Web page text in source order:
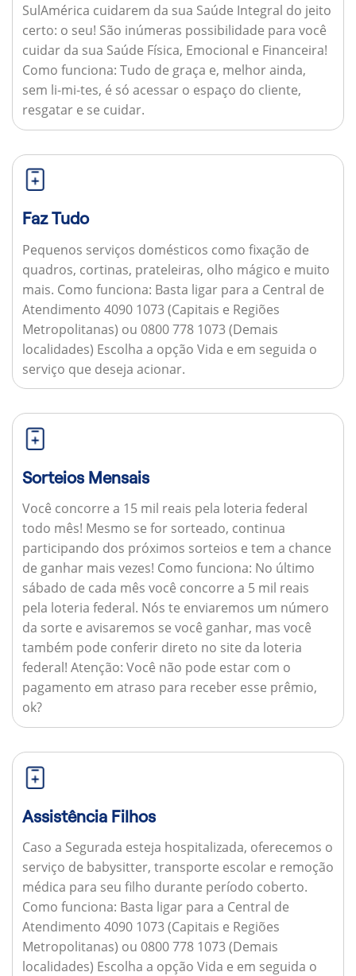
SulAmérica cuidarem da sua Saúde Integral do jeito
certo: o seu! São inúmeras possibilidade para você
cuidar da sua Saúde Física, Emocional e Financeira!
Como funciona: Tudo de graça e, melhor ainda,
sem li-mi-tes, é só acessar o espaço do cliente,
resgatar e se cuidar.
Faz Tudo
Pequenos serviços domésticos como fixação de
quadros, cortinas, prateleiras, olho mágico e muito
mais. Como funciona: Basta ligar para a Central de
Atendimento 4090 1073 (Capitais e Regiões
Metropolitanas) ou 0800 778 1073 (Demais
localidades) Escolha a opção Vida e em seguida o
serviço que deseja acionar.
Sorteios Mensais
Você concorre a 15 mil reais pela loteria federal
todo mês! Mesmo se for sorteado, continua
participando dos próximos sorteios e tem a chance
de ganhar mais vezes! Como funciona: No último
sábado de cada mês você concorre a 5 mil reais
pela loteria federal. Nós te enviaremos um número
da sorte e avisaremos se você ganhar, mas você
também pode conferir direto no site da loteria
federal! Atenção: Você não pode estar com o
pagamento em atraso para receber esse prêmio,
ok?
Assistência Filhos
Caso a Segurada esteja hospitalizada, oferecemos o
serviço de babysitter, transporte escolar e remoção
médica para seu filho durante período coberto.
Como funciona: Basta ligar para a Central de
Atendimento 4090 1073 (Capitais e Regiões
Metropolitanas) ou 0800 778 1073 (Demais
localidades) Escolha a opção Vida e em seguida o